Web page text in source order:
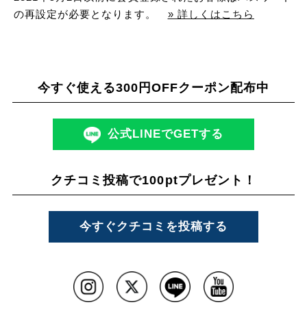
の再設定が必要となります。 » 詳しくはこちら
今すぐ使える300円OFFクーポン配布中
公式LINEでGETする
クチコミ投稿で100ptプレゼント！
今すぐクチコミを投稿する